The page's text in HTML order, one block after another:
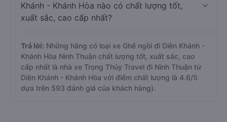
Khánh - Khánh Hòa nào có chất lượng tốt,
xuất sắc, cao cấp nhất?
Trả lời: Những hãng có loại xe Ghế ngồi đi Diên Khánh -
Khánh Hòa Ninh Thuận chất lượng tốt, xuất sắc, cao
cấp nhất là nhà xe Trọng Thủy Travel đi Ninh Thuận từ
Diên Khánh - Khánh Hòa với điểm chất lượng là 4.6/5
dựa trên 593 đánh giá của khách hàng).